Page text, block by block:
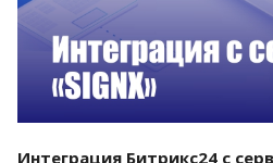
Интеграция Битрикс24 с